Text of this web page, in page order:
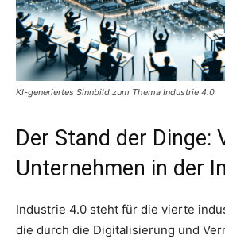
KI-generiertes Sinnbild zum Thema Industrie 4.0
Der Stand der Dinge:
Unternehmen in der
Industrie 4.0 steht für die vierte
die durch die Digitalisierung und